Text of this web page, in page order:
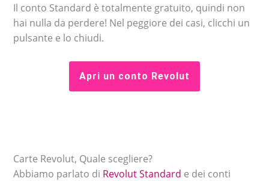
Il conto Standard è totalmente gratuito, quindi non
hai nulla da perdere! Nel peggiore dei casi, clicchi un
pulsante e lo chiudi.
Apri un conto Revolut
Carte Revolut, Quale scegliere?
Abbiamo parlato di Revolut Standard e dei conti